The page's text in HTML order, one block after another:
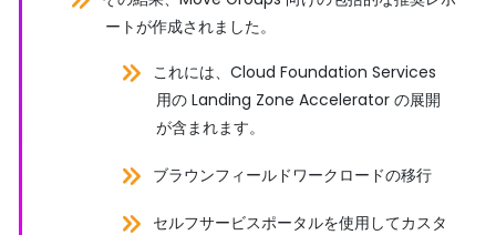
ートが作成されました。
これには、Cloud Foundation Services
用の Landing Zone Accelerator の展開
が含まれます。
ブラウンフィールドワークロードの移行
セルフサービスポータルを使用してカスタ